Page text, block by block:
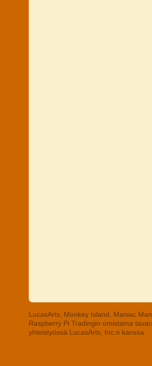
LucasArts, Monkey Island, Maniac
Raspberry Pi Tradingin omistama
yhteistyössä LucasArts, Inc:n kanssa.